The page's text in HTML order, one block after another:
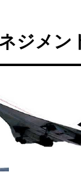
ジメン